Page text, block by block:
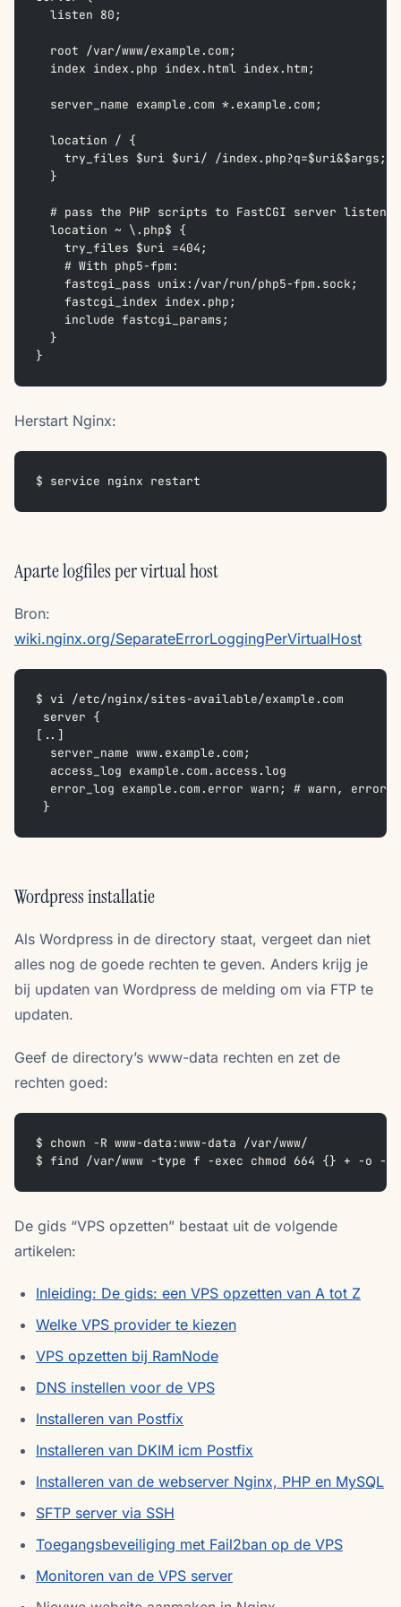
  listen 80;
  root /var/www/example.com;
  index index.php index.html index.htm;
  server_name example.com *.example.com;
  location / {
    try_files $uri $uri/ /index.php?q=$uri&$args;
  }
# pass the PHP scripts to FastCGI server
  location ~ \.php$ {
    try_files $uri =404;
    # With php5-fpm:
    fastcgi_pass unix:/var/run/php5-fpm.sock;
    fastcgi_index index.php;
    include fastcgi_params;
  }
}
Herstart Nginx:
$ service nginx restart
Aparte logfiles per virtual host
Bron:
wiki.nginx.org/SeparateErrorLoggingPerVirtualHost
$ vi /etc/nginx/sites-available/example.com
server {
[..]
server_name www.example.com;
access_log example.com.access.log
error_log example.com.error warn; # warn,
}
Wordpress installatie
Als Wordpress in de directory staat, vergeet dan niet
alles nog de goede rechten te geven. Anders krijg je
bij updaten van Wordpress de melding om via FTP te
updaten.
Geef de directory’s www-data rechten en zet de
rechten goed:
$ chown -R www-data:www-data /var/www/
$ find /var/www -type f -exec chmod 664 {} + -o -
De gids “VPS opzetten” bestaat uit de volgende
artikelen:
Inleiding: De gids: een VPS opzetten van A tot Z
Welke VPS provider te kiezen
VPS opzetten bij RamNode
DNS instellen voor de VPS
Installeren van Postfix
Installeren van DKIM icm Postfix
Installeren van de webserver Nginx, PHP en MySQL
SFTP server via SSH
Toegangsbeveiliging met Fail2ban op de VPS
Monitoren van de VPS server